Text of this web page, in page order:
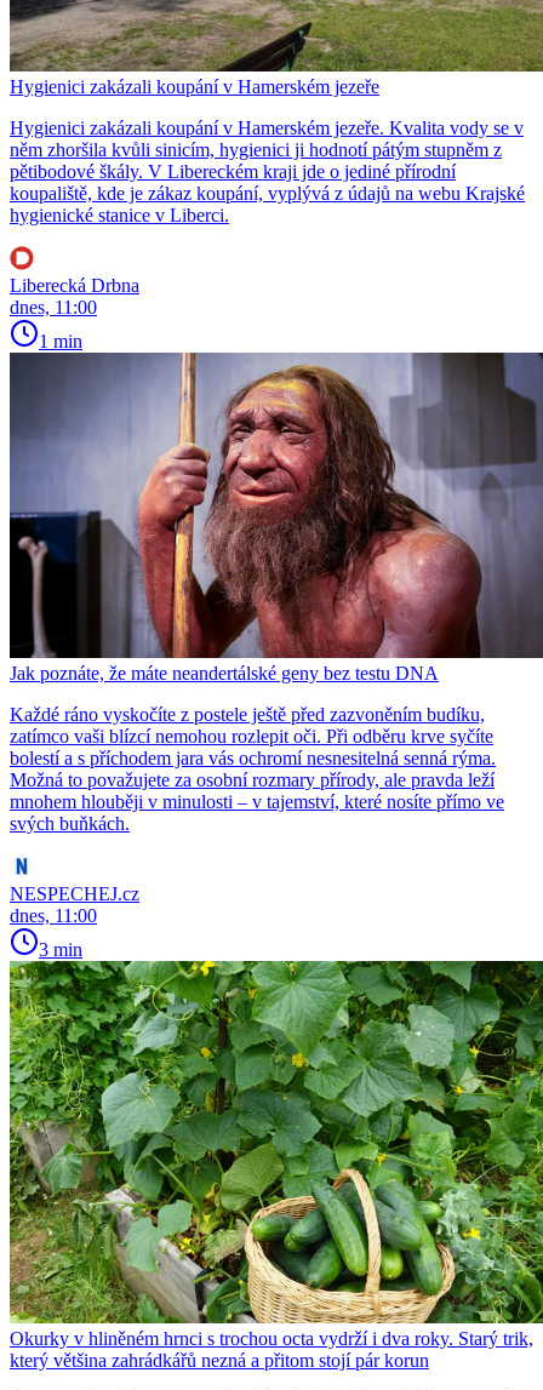
Hygienici zakázali koupání v Hamerském jezeře
Hygienici zakázali koupání v Hamerském jezeře. Kvalita vody se v
něm zhoršila kvůli sinicím, hygienici ji hodnotí pátým stupněm z
pětibodové škály. V Libereckém kraji jde o jediné přírodní
koupaliště, kde je zákaz koupání, vyplývá z údajů na webu Krajské
hygienické stanice v Liberci.
Liberecká Drbna
dnes, 11:00
1 min
Jak poznáte, že máte neandertálské geny bez testu DNA
Každé ráno vyskočíte z postele ještě před zazvoněním budíku,
zatímco vaši blízcí nemohou rozlepit oči. Při odběru krve syčíte
bolestí a s příchodem jara vás ochromí nesnesitelná senná rýma.
Možná to považujete za osobní rozmary přírody, ale pravda leží
mnohem hlouběji v minulosti – v tajemství, které nosíte přímo ve
svých buňkách.
NESPECHEJ.cz
dnes, 11:00
3 min
Okurky v hliněném hrnci s trochou octa vydrží i dva roky. Starý trik,
který většina zahrádkářů nezná a přitom stojí pár korun